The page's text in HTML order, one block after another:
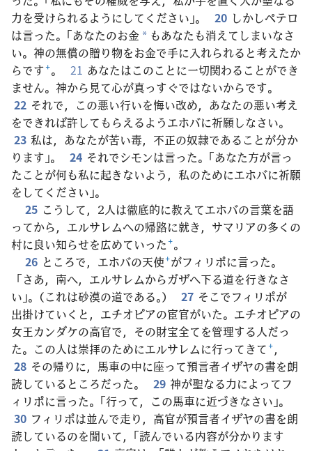
力を受けられるようにしてください」。
20 しかしペテロ
は言った。「あなたのお金 * もあなたも消えてしまいなさ
い。神の無償の贈り物をお金で手に入れられると考えたか
らです+。 21 あなたはこのことに一切関わることができ
ません。神から見て心が真っすぐではないからです。
22 それで，この悪い行いを悔い改め，あなたの悪い考え
をできれば許してもらえるようエホバに祈願しなさい。
23 私は，あなたが苦い毒，不正の奴隷であることが分か
ります」。
24 それでシモンは言った。「あなた方が言っ
たことが何も私に起きないよう，私のためにエホバに祈願
をしてください」。
25 こうして，2人は徹底的に教えてエホバの言葉を語
ってから，エルサレムへの帰路に就き，サマリアの多くの
村に良い知らせを広めていった+。
26 ところで，エホバの天使+がフィリポに言った。
「さあ，南へ，エルサレムからガザへ下る道を行きなさ
い」。（これは砂漠の道である。）
27 そこでフィリポが
出掛けていくと，エチオピアの宦官がいた。エチオピアの
女王カンダケの高官で，その財宝全てを管理する人だっ
た。この人は崇拝のためにエルサレムに行ってきて+，
28 その帰りに，馬車の中に座って預言者イザヤの書を朗
読しているところだった。
29 神が聖なる力によってフ
ィリポに言った。「行って，この馬車に近づきなさい」。
30 フィリポは並んで走り，高官が預言者イザヤの書を朗
読しているのを聞いて，「読んでいる内容が分かります